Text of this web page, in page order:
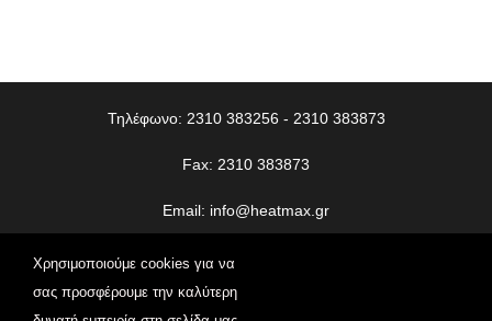
Τηλέφωνο: 2310 383256 - 2310 383873
Fax: 2310 383873
Email: info@heatmax.gr
© Copyright
2026 | Heatmax | All Rights Reserved | Web
DesignVdesigns.gr
Χρησιμοποιούμε cookies για να
σας προσφέρουμε την καλύτερη